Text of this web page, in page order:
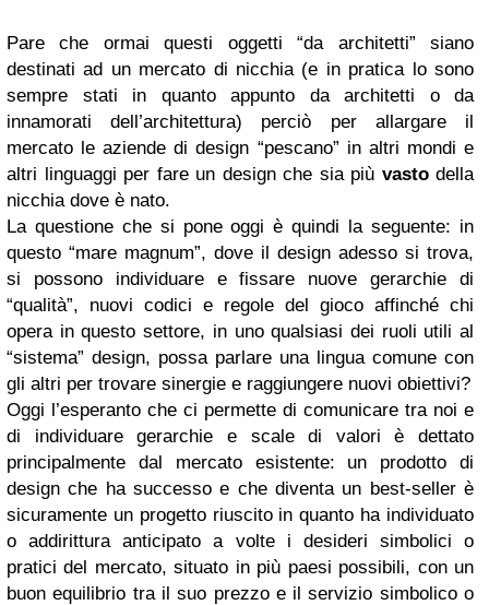
Pare che ormai questi oggetti “da architetti” siano
destinati ad un mercato di nicchia (e in pratica lo sono
sempre stati in quanto appunto da architetti o da
innamorati dell’architettura) perciò per allargare il
mercato le aziende di design “pescano” in altri mondi e
altri linguaggi per fare un design che sia più vastodella
nicchia dove è nato.
La questione che si pone oggi è quindi la seguente: in
questo “mare magnum”, dove il design adesso si trova,
si possono individuare e fissare nuove gerarchie di
“qualità”, nuovi codici e regole del gioco affinché chi
opera in questo settore, in uno qualsiasi dei ruoli utili al
“sistema” design, possa parlare una lingua comune con
gli altri per trovare sinergie e raggiungere nuovi obiettivi?
Oggi l’esperanto che ci permette di comunicare tra noi e
di individuare gerarchie e scale di valori è dettato
principalmente dal mercato esistente: un prodotto di
design che ha successo e che diventa un best-seller è
sicuramente un progetto riuscito in quanto ha individuato
o addirittura anticipato a volte i desideri simbolici o
pratici del mercato, situato in più paesi possibili, con un
buon equilibrio tra il suo prezzo e il servizio simbolico o